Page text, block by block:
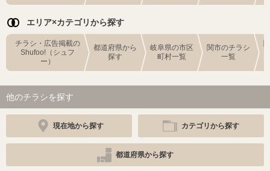
エリア×カテゴリから探す
チラシ・広告掲載の
Shufoo!（シュフ
ー）
都道府県から
探す
岐阜県の市区
町村一覧
関市のチラシ
一覧
他のチラシを探す
現在地から探す カテゴリから探す
都道府県から探す